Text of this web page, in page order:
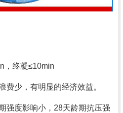
，终凝≤10min
费少，有明显的经济效益。
强度影响小，28天龄期抗压强